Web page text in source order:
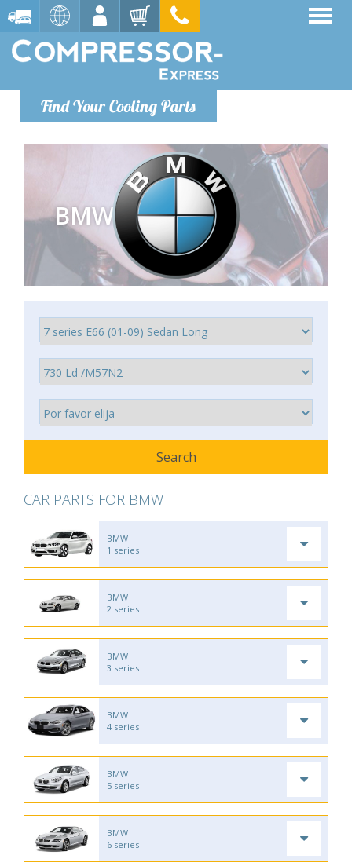
Find Your Cooling Parts
BMW
CAR PARTS FOR BMW
BMW
1 series
BMW
2 series
BMW
3 series
BMW
4 series
BMW
5 series
BMW
6 series